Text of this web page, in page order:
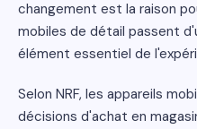
changement est la raison
mobiles de détail passent
élément essentiel de
Selon NRF, les appareils
décisions d'achat en